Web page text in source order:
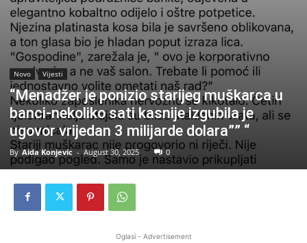
Novo Vijesti
“Menadžer je ponizio starijeg muškarca u
banci-nekoliko sati kasnije izgubila je
ugovor vrijedan 3 milijarde dolara”” “
By Aida Konjevic - August 30, 2025 0
Oglasi - Advertisement